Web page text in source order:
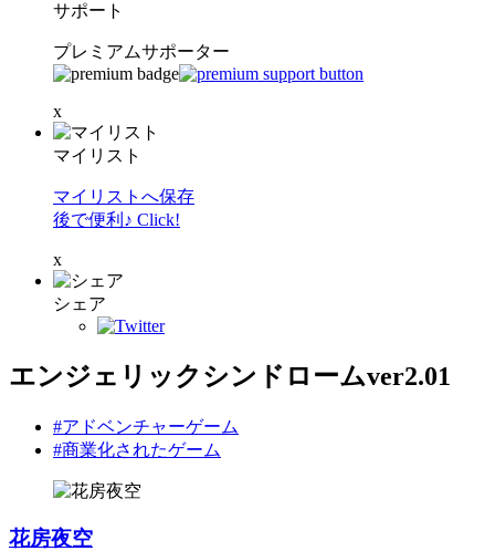
サポート
プレミアムサポーター
x
マイリスト
マイリストへ保存
後で便利♪ Click!
x
シェア
エンジェリックシンドロームver2.01
#アドベンチャーゲーム
#商業化されたゲーム
花房夜空